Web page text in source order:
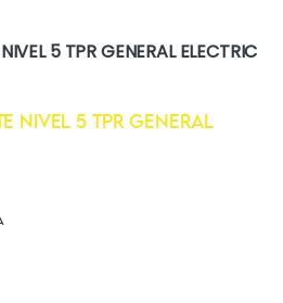
5 TPR GENERAL ELECTRIC